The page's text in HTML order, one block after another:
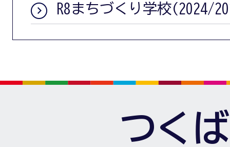
R8まちづくり学校(2024/
つく